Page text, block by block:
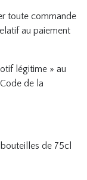
toute commande
au paiement
légitime » au
de la
de 75cl